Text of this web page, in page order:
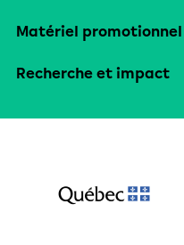
Matériel promotionnel
Recherche et impact